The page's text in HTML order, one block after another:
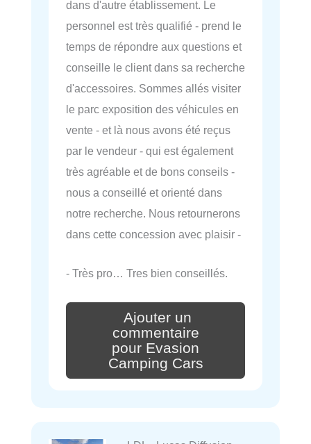
dans d'autre établissement. Le
personnel est très qualifié - prend le
temps de répondre aux questions et
conseille le client dans sa recherche
d'accessoires. Sommes allés visiter
le parc exposition des véhicules en
vente - et là nous avons été reçus
par le vendeur - qui est également
très agréable et de bons conseils -
nous a conseillé et orienté dans
notre recherche. Nous retournerons
dans cette concession avec plaisir -
- Très pro… Tres bien conseillés.
Ajouter un
commentaire
pour Evasion
Camping Cars